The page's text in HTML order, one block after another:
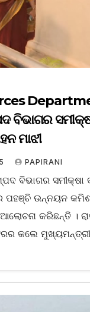
ବିଭାଗର
ମାଝୀ
PAPIRANI
ବିଭାଗର
ପହଞ୍ଚି ଉନ୍ନୟନ
କରିଛନ୍ତି ।
କଲେ